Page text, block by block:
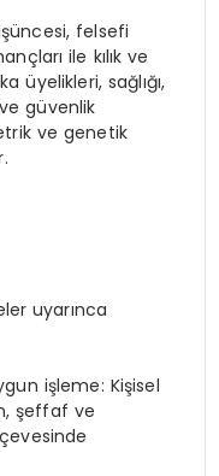
felsefi
ile kılık ve
üyelikleri, sağlığı,
güvenlik
ve genetik
uyarınca
işleme: Kişisel
şeffaf ve